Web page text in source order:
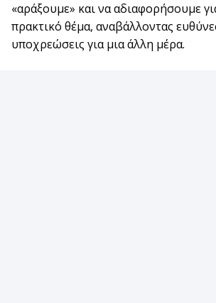
«αράξουμε» και να αδιαφορήσουμε
πρακτικό θέμα, αναβάλλοντας
υποχρεώσεις για μια άλλη μέρα.